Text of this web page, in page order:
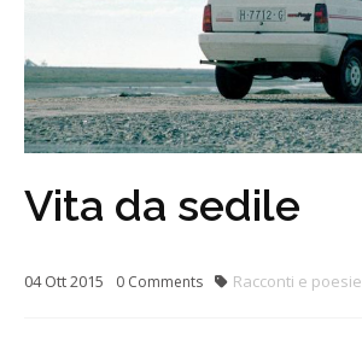
Vita da sedile
04 Ott2015 0 Comments Racconti e poesie